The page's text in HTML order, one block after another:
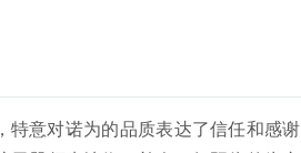
意对诺为的品质表达了信任和感